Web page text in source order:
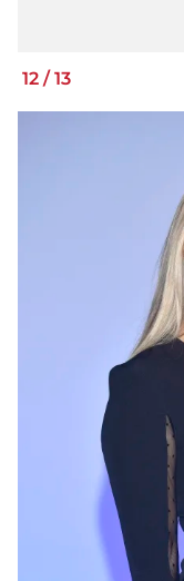
12 /13